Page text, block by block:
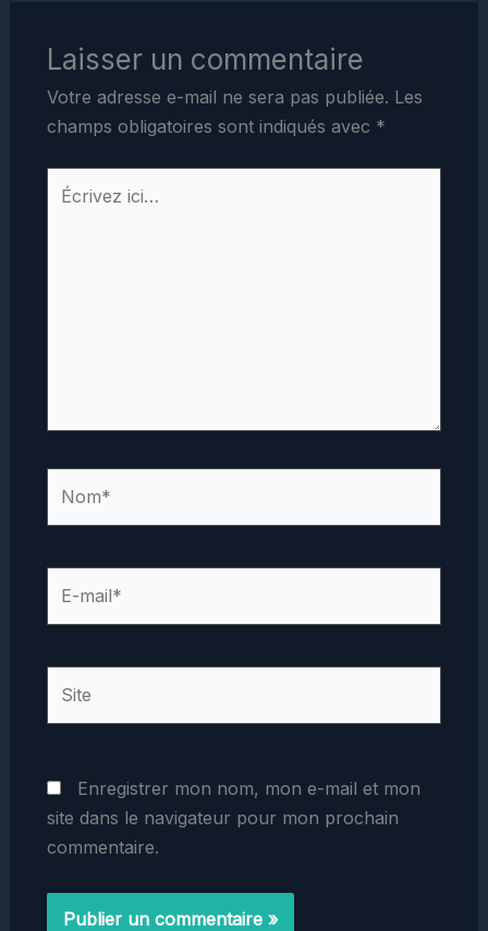
Laisser un commentaire
Votre adresse e-mail ne sera pas publiée. Les
champs obligatoires sont indiqués avec *
Écrivez
Enregistrer mon nom, mon e-mail et mon
site dans le navigateur pour mon prochain
commentaire.